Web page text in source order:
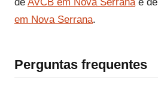
em Nova Serrana.
Perguntas frequentes